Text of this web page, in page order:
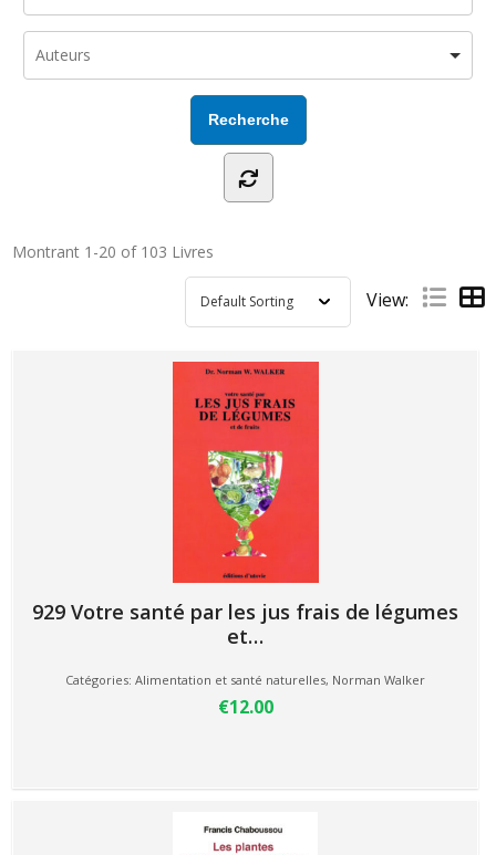
Montrant 1-20 of 103 Livres
View:
929 Votre santé par les jus frais de légumes
et…
Catégories: Alimentation et santé naturelles, Norman Walker
€12.00